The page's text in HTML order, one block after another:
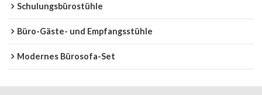
Schulungsbürostühle
Büro-Gäste- und Empfangsstühle
Modernes Bürosofa-Set